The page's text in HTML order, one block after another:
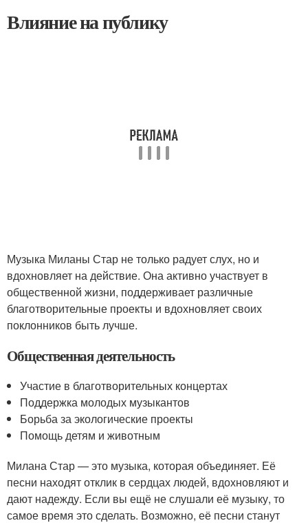
Влияние на публику
Музыка Миланы Стар не только радует слух, но и
вдохновляет на действие. Она активно участвует в
общественной жизни, поддерживает различные
благотворительные проекты и вдохновляет своих
поклонников быть лучше.
Общественная деятельность
Участие в благотворительных концертах
Поддержка молодых музыкантов
Борьба за экологические проекты
Помощь детям и животным
Милана Стар — это музыка, которая объединяет. Её
песни находят отклик в сердцах людей, вдохновляют и
дают надежду. Если вы ещё не слушали её музыку, то
самое время это сделать. Возможно, её песни станут